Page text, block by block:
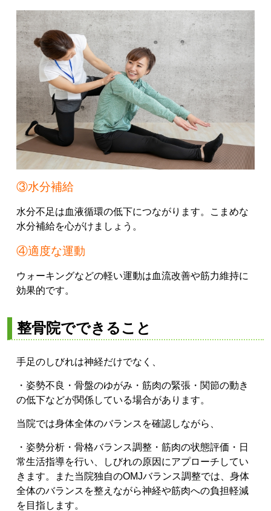
③水分補給
水分不足は血液循環の低下につながります。
こまめな
水分補給を心がけましょう。
④適度な運動
ウォーキングなどの軽い運動は血流改善や筋力維持に
効果的です。
整骨院でできること
手足のしびれは神経だけでなく、
・姿勢不良 ・骨盤のゆがみ ・筋肉の緊張 ・関節の動き
の低下などが関係している場合があります。
当院では身体全体のバランスを確認しながら、
・姿勢分析 ・骨格バランス調整 ・筋肉の状態評価 ・日
常生活指導を行い、しびれの原因にアプローチしてい
きます。
また当院独自のOMJバランス調整では、身体
全体のバランスを整えながら神経や筋肉への負担軽減
を目指します。